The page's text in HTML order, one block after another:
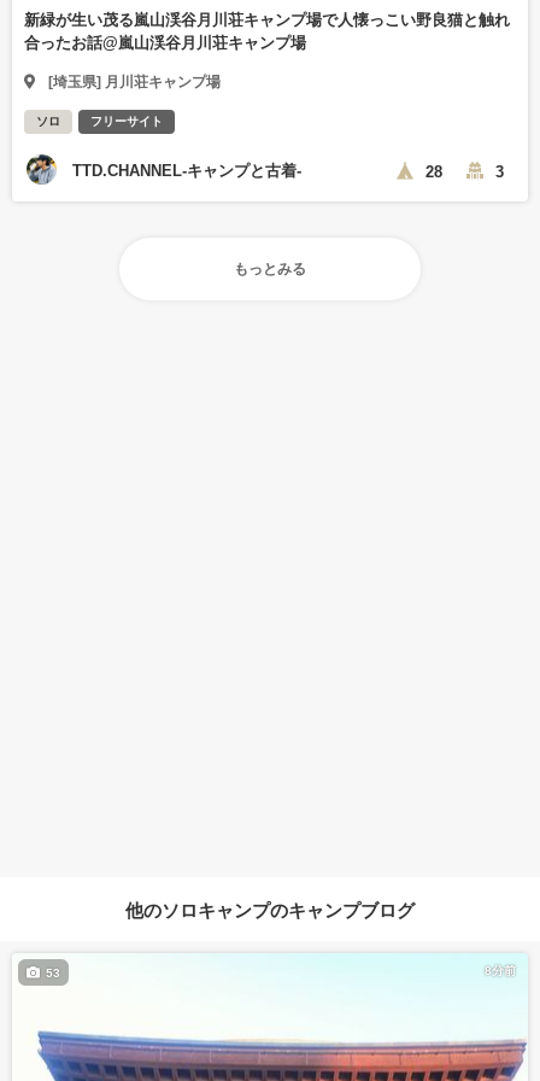
新緑が生い茂る嵐山渓谷月川荘キャンプ場で人懐っこい野良猫と触れ
合ったお話@嵐山渓谷月川荘キャンプ場
[埼玉県] 月川荘キャンプ場
ソロ フリーサイト
TTD.CHANNEL-キャンプと古着- 28 3
もっとみる
他のソロキャンプのキャンプブログ
8分前
53